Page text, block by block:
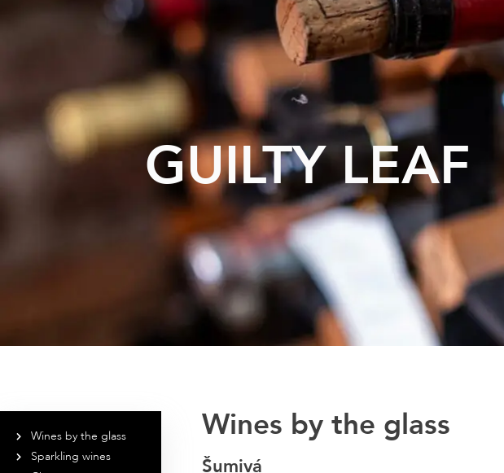
Home Our menu Today's offer
GUILTY LEAF
Wines by the glass
Sparkling wines
Wines by the glass
Šumivá